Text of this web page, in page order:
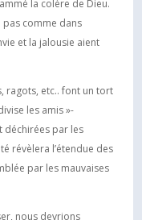
la colère de Dieu.
pas comme dans
et la jalousie aient
ragots, etc.. font un tort
les amis »-
déchirées par les
révèlera l’étendue des
par les mauvaises
nous devrions